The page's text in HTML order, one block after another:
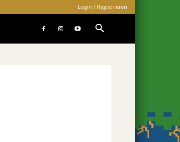
Login / Registrieren